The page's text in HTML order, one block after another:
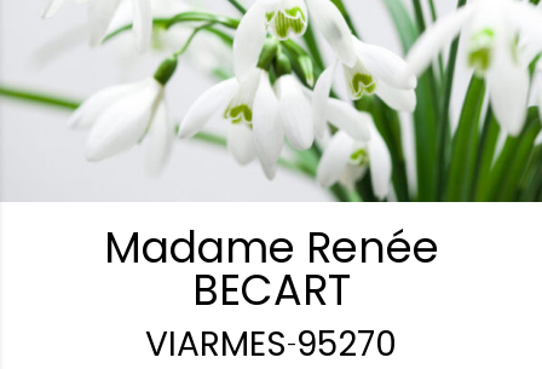
Madame Renée
BECART
VIARMES-95270